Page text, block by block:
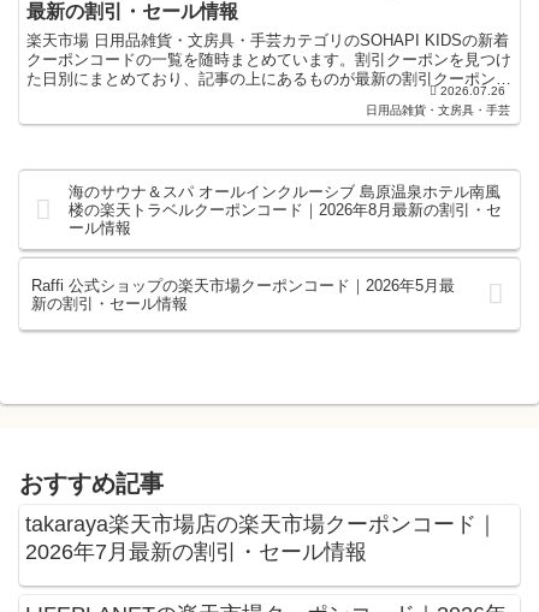
最新の割引・セール情報
楽天市場 日用品雑貨・文房具・手芸カテゴリのSOHAPI KIDSの新着
クーポンコードの一覧を随時まとめています。割引クーポンを見つけ
た日別にまとめており、記事の上にあるものが最新の割引クーポンに
2026.07.26
日用品雑貨・文房具・手芸
海のサウナ＆スパ オールインクルーシブ 島原温泉ホテル南風
楼の楽天トラベルクーポンコード｜2026年8月最新の割引・セ
ール情報
Raffi 公式ショップの楽天市場クーポンコード｜2026年5月最
新の割引・セール情報
おすすめ記事
takaraya楽天市場店の楽天市場クーポンコード｜
2026年7月最新の割引・セール情報